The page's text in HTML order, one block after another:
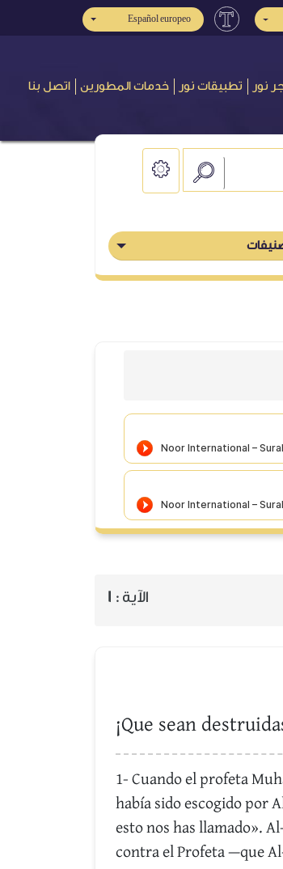
Español europeo
نور تطبيقات نور خدمات المطورين اتصل بنا
الآية : 1
¡Que sean
1- Cuando el profeta
había sido escogido por
esto nos has llamado».
contra el Profeta —que